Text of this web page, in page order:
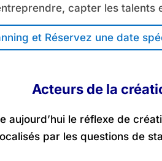
capter les talents
et Réservez une date
Acteurs de la
aujourd’hui le réflexe de
par les questions de